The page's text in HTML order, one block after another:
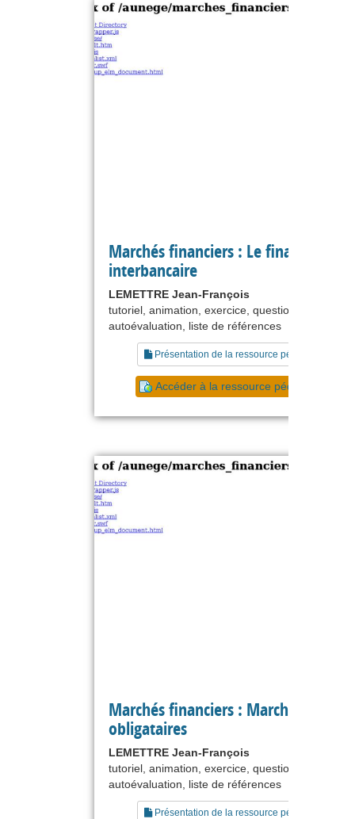
Marchés financiers : Le financement
interbancaire
LEMETTRE Jean-François
tutoriel, animation, exercice, questionnaire,
autoévaluation, liste de références
Présentation de la ressource pédagogique
Accéder à la ressource pédagogique
Marchés financiers : Marchés
obligataires
LEMETTRE Jean-François
tutoriel, animation, exercice, questionnaire,
autoévaluation, liste de références
Présentation de la ressource pédagogique